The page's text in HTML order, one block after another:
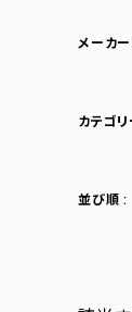
メーカー
カテゴリ
並び順